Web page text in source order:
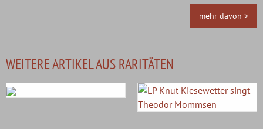
mehr davon >
WEITERE ARTIKEL AUS RARITÄTEN